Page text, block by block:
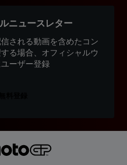
ニュースレター
される動画を含めたコン
る場合、オフィシャルウ
ーザー登録